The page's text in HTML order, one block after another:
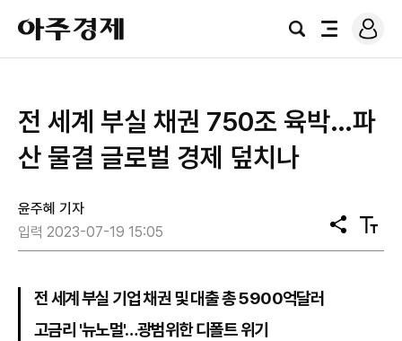
아
주
경
검
전
로
그
전 세계 부실 채권 750조 육박…파
산 물결 글로벌 경제 덮치나
윤주혜 기자
입력 2023-07-19 15:05
공
유
텍
스
전 세계 부실 기업 채권 및 대출 총 5900억달러
고금리 '뉴노멀'…광범위한 디폴트 위기